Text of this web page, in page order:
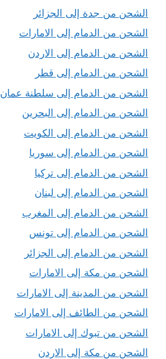
الشحن من جدة إلى الجزائر
الشحن من الدمام إلى الامارات
الشحن من الدمام إلى الاردن
الشحن من الدمام إلى قطر
الشحن من الدمام إلى سلطنة عمان
الشحن من الدمام إلى البحرين
الشحن من الدمام إلى الكويت
الشحن من الدمام إلى سوريا
الشحن من الدمام إلى تركيا
الشحن من الدمام إلى لبنان
الشحن من الدمام إلى المغرب
الشحن من الدمام إلى تونس
الشحن من الدمام إلى الجزائر
الشحن من مكة إلى الامارات
الشحن من المدينة إلى الامارات
الشحن من الطائف إلى الامارات
الشحن من تبوك إلى الامارات
الشحن من مكة إلى الاردن